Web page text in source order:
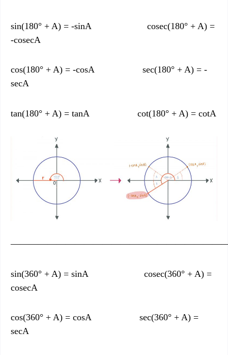
sin(180° + A) = -sinA cosec(180° + A) =
-cosecA
cos(180° + A) = -cosA sec(180° + A) = -
secA
tan(180° + A) = tanA cot(180° + A) = cotA
sin(360° + A) = sinA cosec(360° + A) =
cosecA
cos(360° + A) = cosA sec(360° + A) =
secA